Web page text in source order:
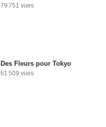
79 751 vues
Des Fleurs pour Tokyo
61 509 vues